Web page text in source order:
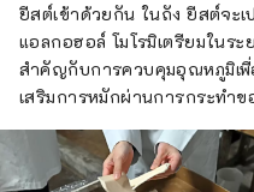
ยีสต์เข้าด้วยกัน ในถัง ยีสต์จะ
แอลกอฮอล์ โมโรมิเตรียมในร
สำคัญกับการควบคุมอุณหภูมิเ
เสริมการหมักผ่านการกระทำ